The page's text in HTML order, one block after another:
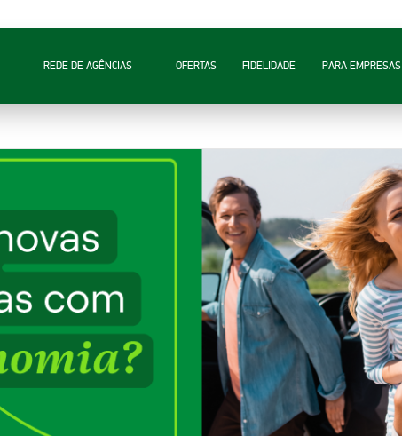
REDE DE AGÊNCIAS OFERTAS FIDELIDADE PARA EMPRESAS